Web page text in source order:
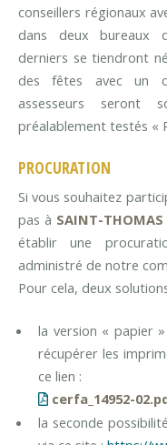
conseillers régionaux
dans deux bureaux
derniers se tiendront
des fêtes avec un
assesseurs seront
préalablement testés «
PROCURATION
Si vous souhaitez
pas à SAINT-THOMAS
établir une
administré de notre
Pour cela, deux
la version « papier
récupérer les
ce lien :
cerfa_14952-
la seconde